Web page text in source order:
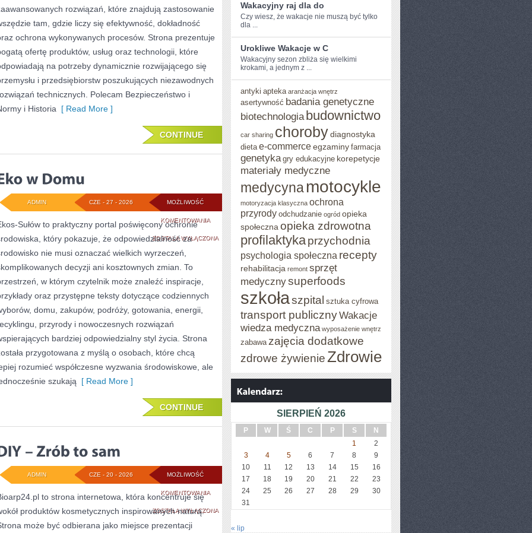
rozwiązań, które znajdują zastosowanie
tam, gdzie liczy się efektywność, dokładność
ochrona wykonywanych procesów. Strona prezentuje
ofertę produktów, usług oraz technologii, które
na potrzeby dynamicznie rozwijającego się
i przedsiębiorstw poszukujących niezawodnych
technicznych. Polecam Bezpieczeństwo i
i Historia [ Read More ]
CONTINUE
MOŻLIWOŚĆ
KOMENTOWANIAEKO
W
DOMU
ZOSTAŁA WYŁĄCZONA
CZE - 27 - 2026
ADMIN
Sułów to praktyczny portal poświęcony ochronie
który pokazuje, że odpowiedzialność za
nie musi oznaczać wielkich wyrzeczeń,
decyzji ani kosztownych zmian. To
w którym czytelnik może znaleźć inspiracje,
oraz przystępne teksty dotyczące codziennych
domu, zakupów, podróży, gotowania, energii,
przyrody i nowoczesnych rozwiązań
bardziej odpowiedzialny styl życia. Strona
przygotowana z myślą o osobach, które chcą
rozumieć współczesne wyzwania środowiskowe, ale
szukają [ Read More ]
CONTINUE
MOŻLIWOŚĆ
KOMENTOWANIADIY
–
ZRÓB
ZOSTAŁA WYŁĄCZONA
CZE - 20 - 2026
ADMIN
to strona internetowa, która koncentruje się
produktów kosmetycznych inspirowanych naturą.
może być odbierana jako miejsce prezentacji
Wakacyjny raj dla do
Czy wiesz, ⁤że wakacje nie muszą być ​tylko
dla ...
Urokliwe Wakacje w C
Wakacyjny sezon zbliża ‌się ⁣wielkimi
‍krokami, a jednym z ...
antyki apteka aranżacja wnętrz
asertywność badania genetyczne
biotechnologia budownictwo
car sharing chorobydiagnostyka
dieta e-commerceegzaminy farmacja
genetyka gry edukacyjne korepetycje
materiały medyczne
medycynamotocykle
motoryzacja klasyczna ochrona
przyrody odchudzanie ogród opieka
społeczna opieka zdrowotna
profilaktykaprzychodnia
psychologia społeczna recepty
rehabilitacja remont sprzęt
medycznysuperfoods
szkołaszpital sztuka cyfrowa
transport publicznyWakacje
wiedza medyczna wyposażenie wnętrz
zabawa zajęcia dodatkowe
zdrowe żywienieZdrowie
SIERPIEŃ 2026
P W Ś C P S
N
1
2
3
4 5 6 7 8
9
10
11 12 13 14 15
16
17
18 19 20 21 22
23
24
25 26 27 28 29
30
31
« lip